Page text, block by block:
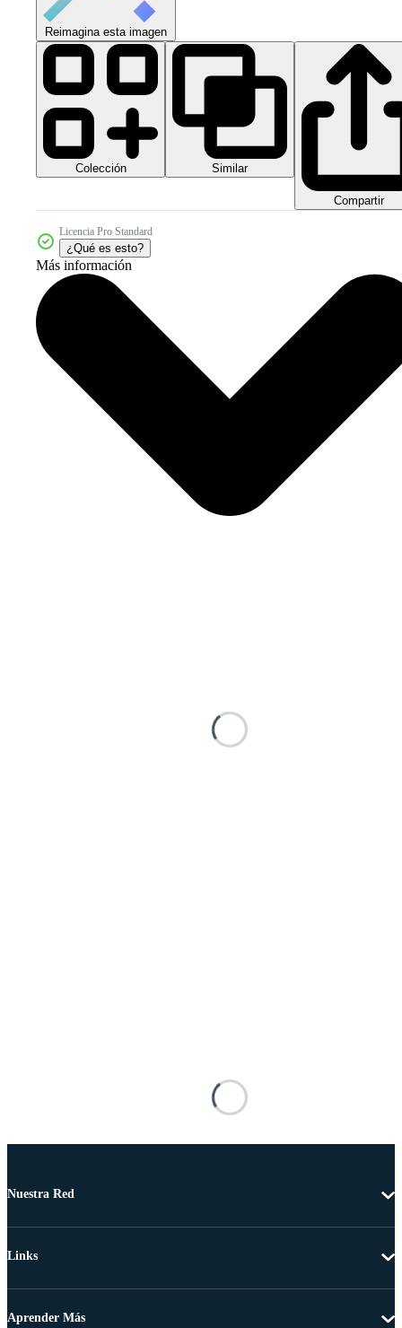
Reimagina esta imagen
Colección Similar
Compartir
Licencia Pro Standard
¿Qué es esto?
Más información
Nuestra Red
Links
Aprender Más